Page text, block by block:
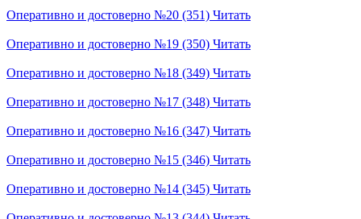
Оперативно и достоверно №20 (351) Читать
Оперативно и достоверно №19 (350) Читать
Оперативно и достоверно №18 (349) Читать
Оперативно и достоверно №17 (348) Читать
Оперативно и достоверно №16 (347) Читать
Оперативно и достоверно №15 (346) Читать
Оперативно и достоверно №14 (345) Читать